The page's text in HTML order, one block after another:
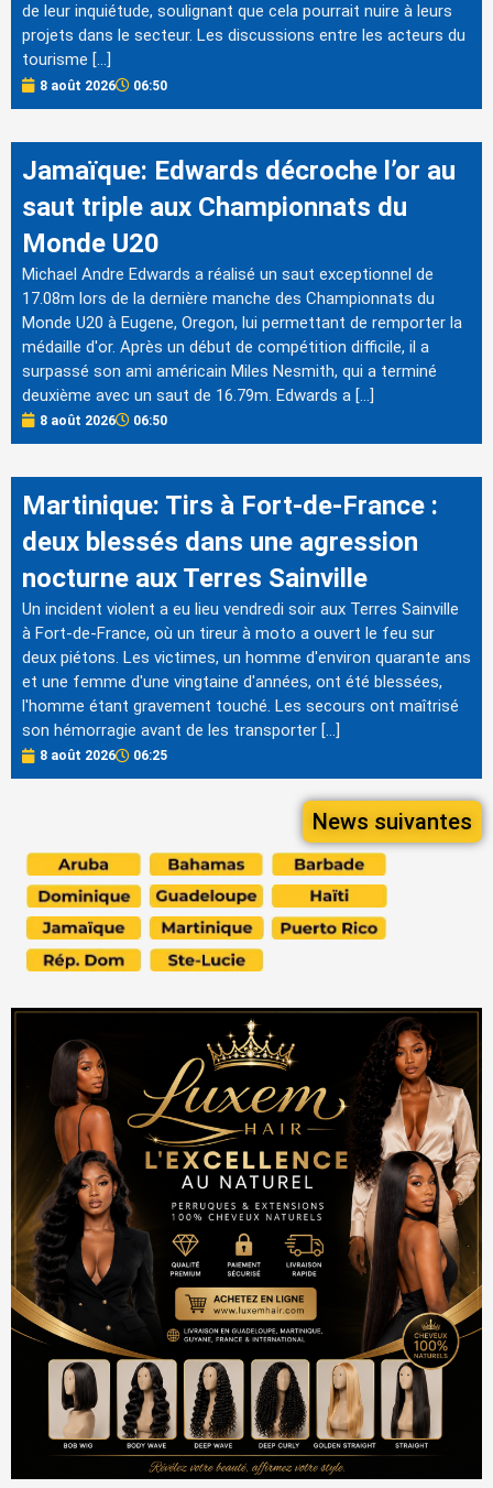
de leur inquiétude, soulignant que cela pourrait nuire à leurs
projets dans le secteur. Les discussions entre les acteurs du
tourisme […]
8 août 2026 06:50
Jamaïque: Edwards décroche l’or au
saut triple aux Championnats du
Monde U20
Michael Andre Edwards a réalisé un saut exceptionnel de
17.08m lors de la dernière manche des Championnats du
Monde U20 à Eugene, Oregon, lui permettant de remporter la
médaille d'or. Après un début de compétition difficile, il a
surpassé son ami américain Miles Nesmith, qui a terminé
deuxième avec un saut de 16.79m. Edwards a […]
8 août 2026 06:50
Martinique: Tirs à Fort-de-France :
deux blessés dans une agression
nocturne aux Terres Sainville
Un incident violent a eu lieu vendredi soir aux Terres Sainville
à Fort-de-France, où un tireur à moto a ouvert le feu sur
deux piétons. Les victimes, un homme d'environ quarante ans
et une femme d'une vingtaine d'années, ont été blessées,
l'homme étant gravement touché. Les secours ont maîtrisé
son hémorragie avant de les transporter […]
8 août 2026 06:25
News suivantes